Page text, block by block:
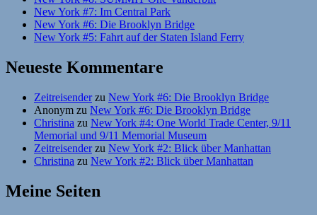
New York #7: Im Central Park
New York #6: Die Brooklyn Bridge
New York #5: Fahrt auf der Staten Island Ferry
Neueste Kommentare
Zeitreisenderzu New York #6: Die Brooklyn Bridge
Anonym zu New York #6: Die Brooklyn Bridge
Christina zu New York #4: One World Trade Center, 9/11
Memorial und 9/11 Memorial Museum
Zeitreisenderzu New York #2: Blick über Manhattan
Christina zu New York #2: Blick über Manhattan
Meine Seiten